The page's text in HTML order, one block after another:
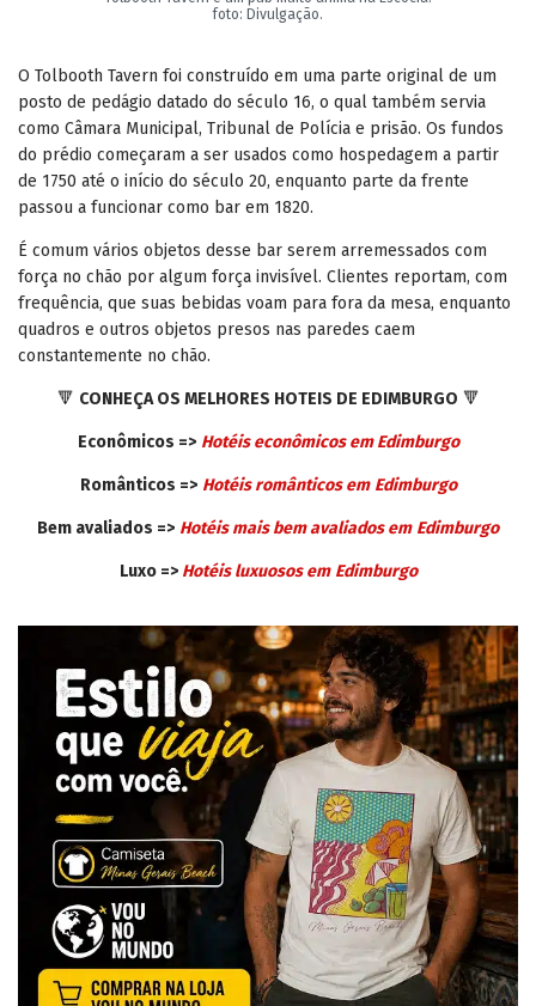
foto: Divulgação.
O Tolbooth Tavern foi construído em uma parte original de um
posto de pedágio datado do século 16, o qual também servia
como Câmara Municipal, Tribunal de Polícia e prisão. Os fundos
do prédio começaram a ser usados como hospedagem a partir
de 1750 até o início do século 20, enquanto parte da frente
passou a funcionar como bar em 1820.
É comum vários objetos desse bar serem arremessados com
força no chão por algum força invisível. Clientes reportam, com
frequência, que suas bebidas voam para fora da mesa, enquanto
quadros e outros objetos presos nas paredes caem
constantemente no chão.
🔻 CONHEÇA OS MELHORES HOTEIS DE EDIMBURGO 🔻
Econômicos => Hotéis econômicos em Edimburgo
Românticos => Hotéis românticos em Edimburgo
Bem avaliados => Hotéis mais bem avaliados em Edimburgo
Luxo => Hotéis luxuosos em Edimburgo